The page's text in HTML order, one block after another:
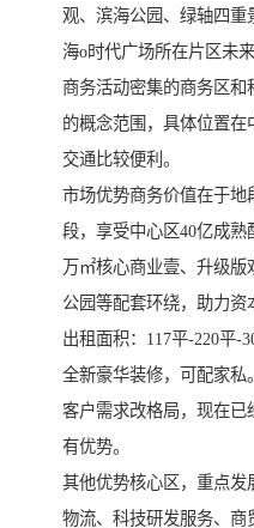
观、滨海公园、绿轴四
海o时代广场所在片区未
商务活动密集的商务区
的概念范围，具体位置在
交通比较便利。
市场优势商务价值在于
段，享受中心区40亿成熟
万㎡核心商业壹、升级
公园等配套环绕，助力资
出租面积：117平-220平-
全新豪华装修，可配家
客户需求改格局，现在
有优势。
其他优势核心区，重点
物流、科技研发服务、